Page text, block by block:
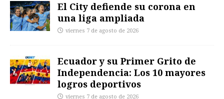
El City defiende su corona en
una liga ampliada
viernes 7 de agosto de 2026
Ecuador y su Primer Grito de
Independencia: Los 10 mayores
logros deportivos
viernes 7 de agosto de 2026